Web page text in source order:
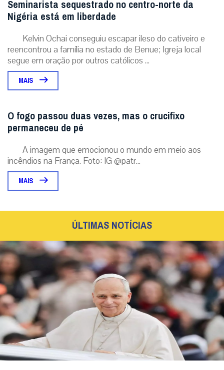
Seminarista sequestrado no centro-norte da
Nigéria está em liberdade
Kelvin Ochai conseguiu escapar ileso do cativeiro e
reencontrou a família no estado de Benue; Igreja local
segue em oração por outros católicos ...
MAIS
O fogo passou duas vezes, mas o crucifixo
permaneceu de pé
A imagem que emocionou o mundo em meio aos
incêndios na França. Foto: IG @patr...
MAIS
ÚLTIMAS NOTÍCIAS